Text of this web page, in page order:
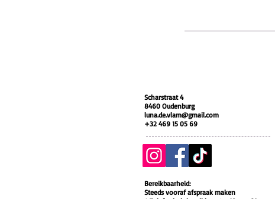
Scharstraat 4
8460 Oudenburg
luna.de.vlam@gmail.com
+32 469 15 05 69
Bereikbaarheid:
Steeds vooraf afspraak maken